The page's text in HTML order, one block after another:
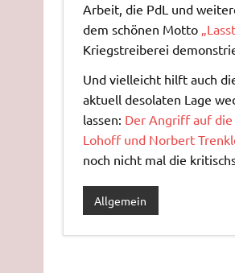
Arbeit, die PdL und
dem schönen Motto
Kriegstreiberei
Und vielleicht hilft auch
aktuell desolaten Lage
lassen: Der Angriff auf
Lohoff und Norbert
noch nicht mal die
Allgemein